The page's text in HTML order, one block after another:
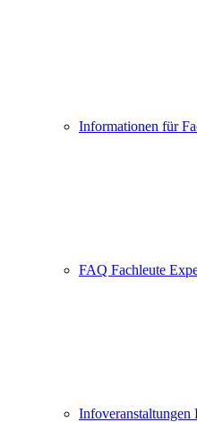
Informationen für
FAQ Fachleute
Infoveranstaltungen